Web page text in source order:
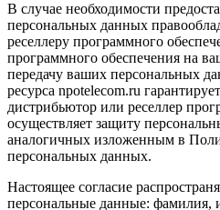
В случае необходимости
персональных данных
реселлеру программного
программного обеспечения на
передачу ваших персональных
ресурса npotelecom.ru
дистрибьютор или реселлер
осуществляет защиту
аналогичных изложенным в
персональных данных.
Настоящее согласие
персональные данные: фамилия,